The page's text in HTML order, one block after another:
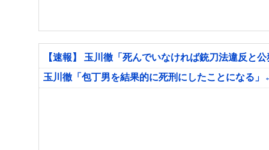
【速報】 玉川徹「死んでいなければ銃刀法違反と
玉川徹「包丁男を結果的に死刑にしたことになる